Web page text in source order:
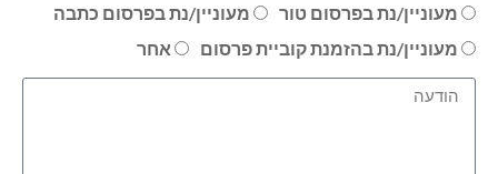
מעוניין/נת בפרסום טור
מעוניין/נת בפרסום כתבה
מעוניין/נת בהזמנת קוביית פרסום
אחר